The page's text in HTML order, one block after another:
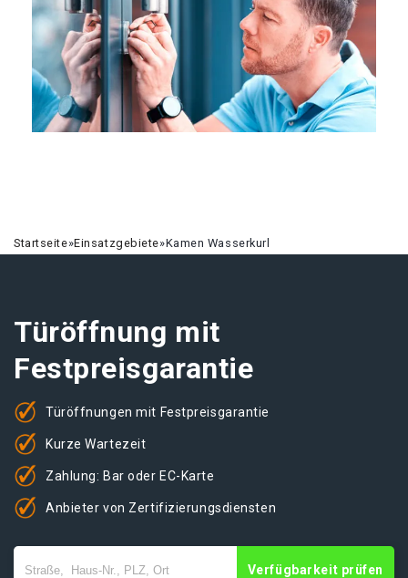
Startseite»Einsatzgebiete»Kamen Wasserkurl
Türöffnung mit
Festpreisgarantie
Türöffnungen mit Festpreisgarantie
Kurze Wartezeit
Zahlung: Bar oder EC-Karte
Anbieter von Zertifizierungsdiensten
Verfügbarkeit prüfen